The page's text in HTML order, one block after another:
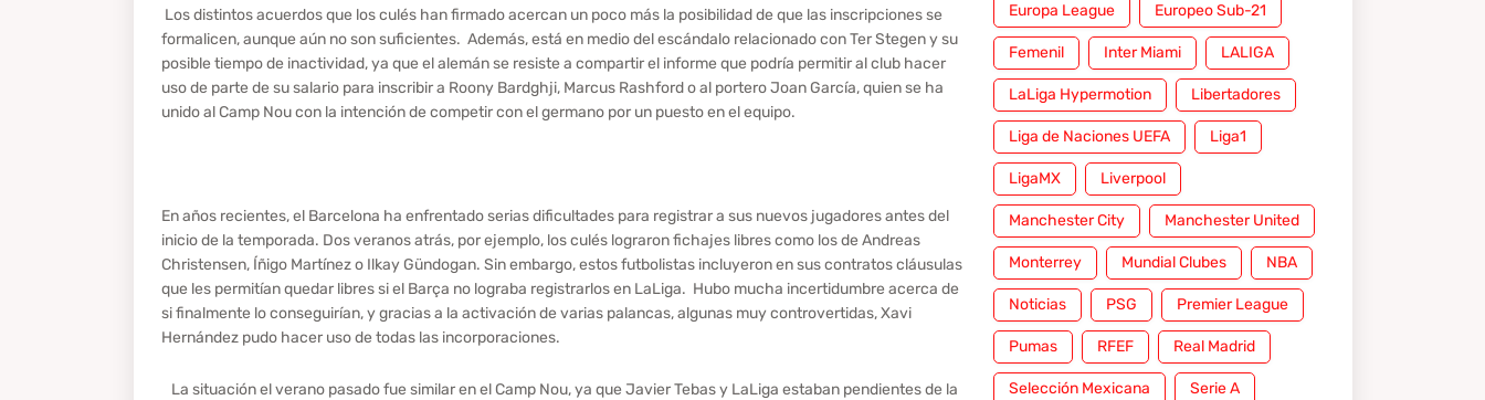
Los distintos acuerdos que los culés han firmado acercan un poco más la posibilidad de que las inscripciones se
formalicen, aunque aún no son suficientes. Además, está en medio del escándalo relacionado con Ter Stegen y su
posible tiempo de inactividad, ya que el alemán se resiste a compartir el informe que podría permitir al club hacer
uso de parte de su salario para inscribir a Roony Bardghji, Marcus Rashford o al portero Joan García, quien se ha
unido al Camp Nou con la intención de competir con el germano por un puesto en el equipo.
En años recientes, el Barcelona ha enfrentado serias dificultades para registrar a sus nuevos jugadores antes del
inicio de la temporada. Dos veranos atrás, por ejemplo, los culés lograron fichajes libres como los de Andreas
Christensen, Íñigo Martínez o Ilkay Gündogan. Sin embargo, estos futbolistas incluyeron en sus contratos cláusulas
que les permitían quedar libres si el Barça no lograba registrarlos en LaLiga. Hubo mucha incertidumbre acerca de
si finalmente lo conseguirían, y gracias a la activación de varias palancas, algunas muy controvertidas, Xavi
Hernández pudo hacer uso de todas las incorporaciones.
La situación el verano pasado fue similar en el Camp Nou, ya que Javier Tebas y LaLiga estaban pendientes de la
Europa League Europeo Sub-21
Femenil Inter Miami LALIGA
LaLiga Hypermotion Libertadores
Liga de Naciones UEFA Liga1
LigaMX Liverpool
Manchester City Manchester United
Monterrey Mundial Clubes NBA
Noticias PSG Premier League
Pumas RFEF Real Madrid
Selección Mexicana Serie A